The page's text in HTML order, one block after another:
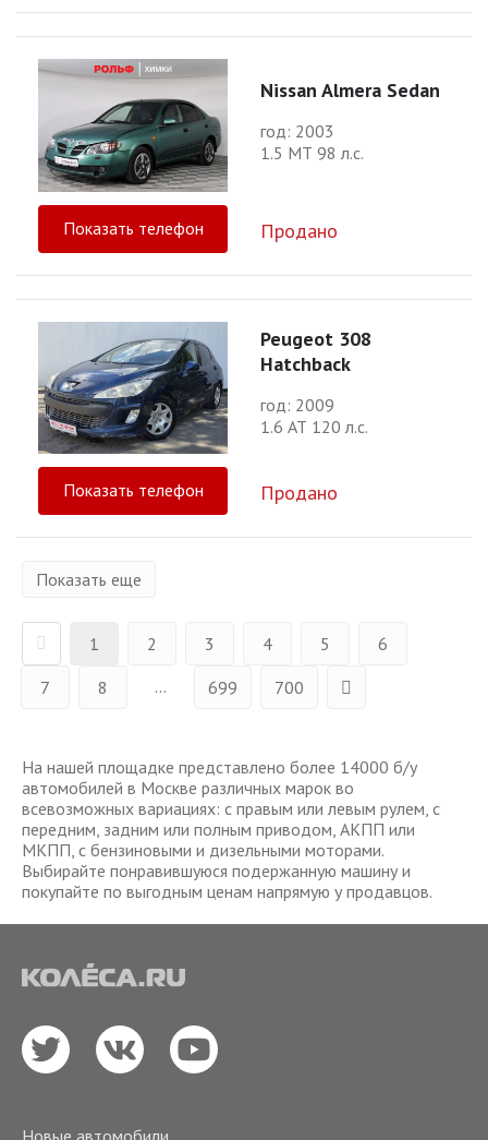
Nissan Almera Sedan
год: 2003
1.5 МТ 98 л.с.
Показать телефон Продано
Peugeot 308
Hatchback
год: 2009
1.6 АТ 120 л.с.
Показать телефон Продано
Показать еще
1 2 3 4 5
6
7
8 ... 699 700
На нашей площадке представлено более 14000 б/у
автомобилей в Москве различных марок во
всевозможных вариациях: с правым или левым рулем, с
передним, задним или полным приводом, АКПП или
МКПП, с бензиновыми и дизельными моторами.
Выбирайте понравившуюся подержанную машину и
покупайте по выгодным ценам напрямую у продавцов.